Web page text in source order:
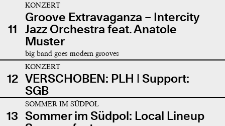
11
KONZERT
Groove Extravaganza – Intercity
Jazz Orchestra feat. Anatole
Muster
big band goes modern grooves
12
KONZERT
VERSCHOBEN: PLH | Support:
SGB
13
SOMMER IM SÜDPOL
Sommer im Südpol: Local Lineup